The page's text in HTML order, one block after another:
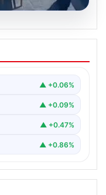
Kafe
Sürücüye
damgasını
▲ +0.06%
▲ +0.09%
▲ +0.47%
▲ +0.86%